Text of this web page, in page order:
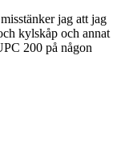
jag att jag
kylskåp och annat
200 på någon